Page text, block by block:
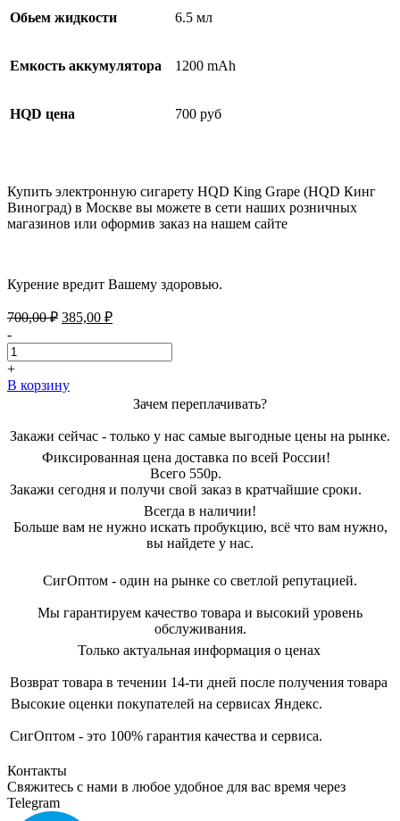
Обьем жидкости 6.5 мл
Емкость аккумулятора 1200 mAh
HQD цена 700 руб
Купить электронную сигарету HQD King Grape (HQD Кинг
Виноград) в Москве вы можете в сети наших розничных
магазинов или оформив заказ на нашем сайте
Курение вредит Вашему здоровью.
700,00₽ Первоначальная
составляла
700,00 ₽.
385,00 ₽Текущая
385,00 ₽.
-
+
В корзину
Зачем переплачивать?
Закажи сейчас - только у нас самые выгодные цены на рынке.
Фиксированная цена доставка по всей России!
Всего 550р.
Закажи сегодня и получи свой заказ в кратчайшие сроки.
Всегда в наличии!
Больше вам не нужно искать пробукцию, всё что вам нужно,
вы найдете у нас.
СигОптом - один на рынке со светлой репутацией.
Мы гарантируем качество товара и высокий уровень
обслуживания.
Только актуальная информация о ценах
Возврат товара в течении 14-ти дней после получения товара
Высокие оценки покупателей на сервисах Яндекс.
СигОптом - это 100% гарантия качества и сервиса.
Контакты
Свяжитесь с нами в любое удобное для вас время через
Telegram